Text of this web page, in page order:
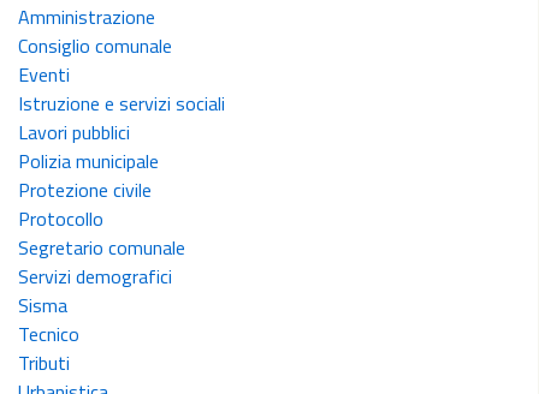
Amministrazione
Consiglio comunale
Eventi
Istruzione e servizi sociali
Lavori pubblici
Polizia municipale
Protezione civile
Protocollo
Segretario comunale
Servizi demografici
Sisma
Tecnico
Tributi